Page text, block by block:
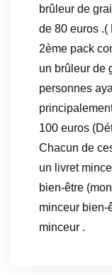
brûleur de
de 80 euros .(
2ème pack
un brûleur de
personnes
100 euros
Chacun de
un livret
bien-être
minceur bien-
minceur .